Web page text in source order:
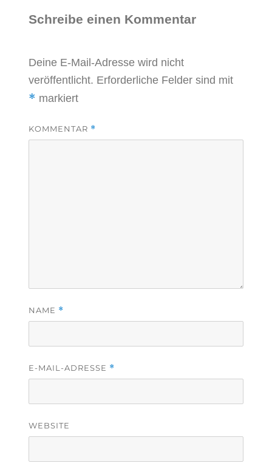
Schreibe einen Kommentar
Deine E-Mail-Adresse wird nicht
veröffentlicht. Erforderliche Felder sind mit
* markiert
KOMMENTAR *
NAME *
E-MAIL-ADRESSE *
WEBSITE